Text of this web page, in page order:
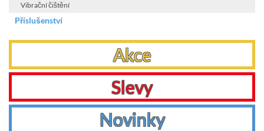
Vibrační čištění
Příslušenství
Akce
Slevy
Novinky